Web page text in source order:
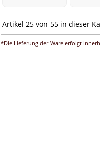
Artikel 25 von 55 in dieser
*Die Lieferung der Ware erfolgt